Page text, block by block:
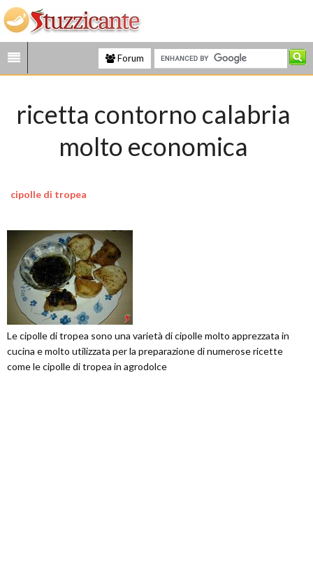
Forum
ricetta contorno calabria
molto economica
cipolle di tropea
Le cipolle di tropea sono una varietà di cipolle molto apprezzata in
cucina e molto utilizzata per la preparazione di numerose ricette
come le cipolle di tropea in agrodolce